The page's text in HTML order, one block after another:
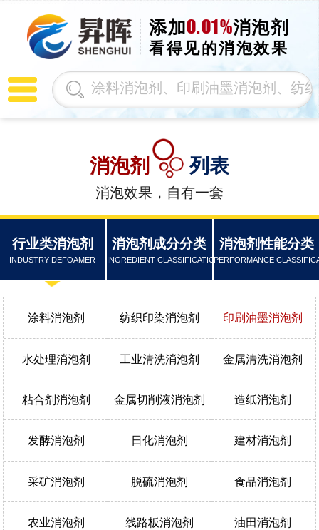
添加0.01%消泡剂
看得见的消泡效果
消泡剂 列表
消泡效果，自有一套
行业类消泡剂
INDUSTRY DEFOAMER
涂料消泡剂 纺织印染消泡剂 印刷油墨消泡剂
水处理消泡剂 工业清洗消泡剂 金属清洗消泡剂
粘合剂消泡剂 金属切削液消泡剂 造纸消泡剂
发酵消泡剂 日化消泡剂 建材消泡剂
采矿消泡剂 脱硫消泡剂 食品消泡剂
农业消泡剂 线路板消泡剂 油田消泡剂
消泡剂成分分类
INGREDIENT CLASSIFICATION
消泡剂性能分类
PERFORMANCE